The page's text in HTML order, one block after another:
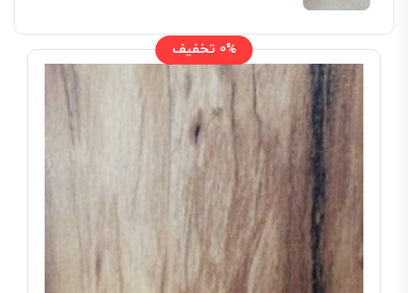
0% تخفیف